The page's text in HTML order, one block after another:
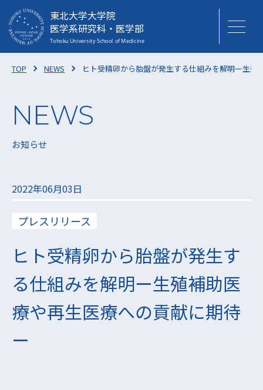
東北大学大学院
医学系研究科・医学部
TOP NEWS ヒト受精卵から胎盤が発生する仕組みを解明ー生
お知らせ
2022年06月03日
プレスリリース
ヒト受精卵から胎盤が発生す
る仕組みを解明ー生殖補助医
療や再生医療への貢献に期待
ー